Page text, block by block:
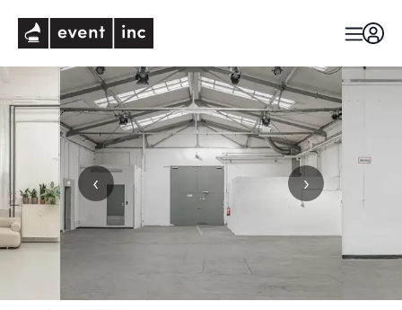
‹ ›